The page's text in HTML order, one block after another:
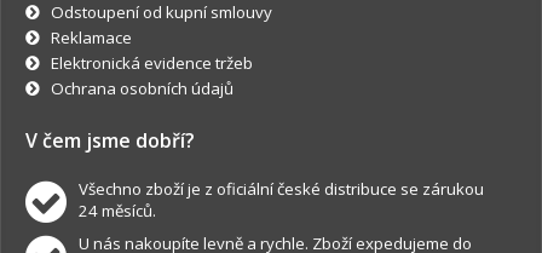
Odstoupení od kupní smlouvy
Reklamace
Elektronická evidence tržeb
Ochrana osobních údajů
V čem jsme dobří?
Všechno zboží je z oficiální české distribuce se zárukou
24 měsíců.
U nás nakoupíte levně a rychle. Zboží expedujeme do